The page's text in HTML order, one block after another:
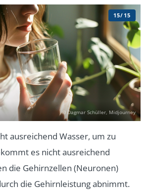
© Dagmar Schüller, Midjourney
15/15
ausreichend Wasser, um zu
es nicht ausreichend
die Gehirnzellen (Neuronen)
die Gehirnleistung abnimmt.